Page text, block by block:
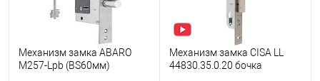
Механизм замка ABARO
M257-Lpb (BS60мм)
Механизм замка CISA LL
44830.35.0.20 бочка